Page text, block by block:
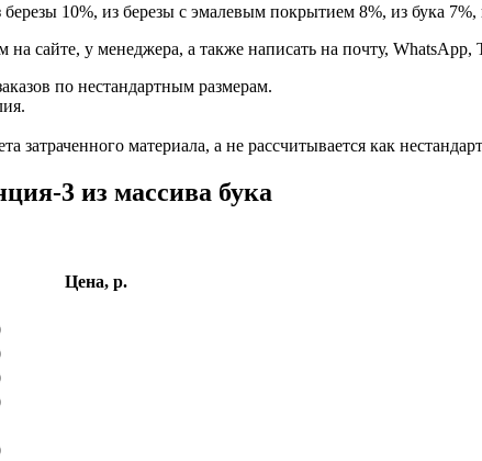
10%, из березы с эмалевым покрытием 8%, из бука 7%,
сайте, у менеджера, а также написать на почту, WhatsApp,
по нестандартным размерам.
затраченного материала, а не рассчитывается как
3 из массива бука
Цена, р.